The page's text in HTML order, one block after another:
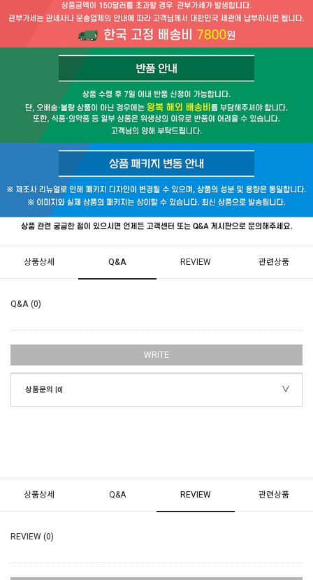
상품상세 Q&A REVIEW 관련상품
Q&A (0)
WRITE
상품문의 [0]
상품상세 Q&A REVIEW 관련상품
REVIEW (0)